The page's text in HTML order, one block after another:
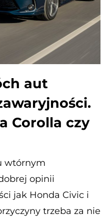
aut
Corolla czy
wtórnym
opinii
jak Honda Civic i
trzeba za nie